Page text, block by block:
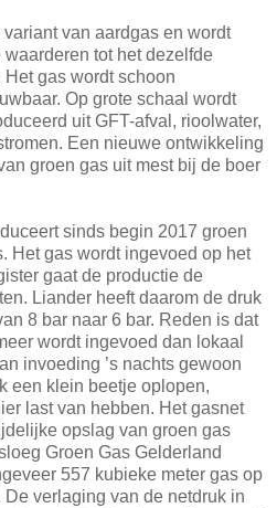
van aardgas en wordt
tot het dezelfde
gas wordt schoon
Op grote schaal wordt
uit GFT-afval, rioolwater,
Een nieuwe ontwikkeling
groen gas uit mest bij de boer
sinds begin 2017 groen
Het gas wordt ingevoed op het
gaat de productie de
Liander heeft daarom de druk
8 bar naar 6 bar. Reden is dat
wordt ingevoed dan lokaal
invoeding ’s nachts gewoon
een klein beetje oplopen,
last van hebben. Het gasnet
opslag van groen gas
Groen Gas Gelderland
557 kubieke meter gas op
verlaging van de netdruk in